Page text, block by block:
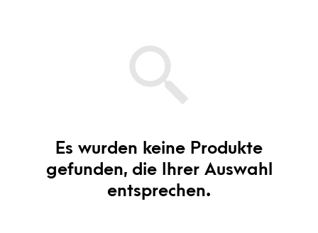
Es wurden keine Produkte
gefunden, die Ihrer Auswahl
entsprechen.